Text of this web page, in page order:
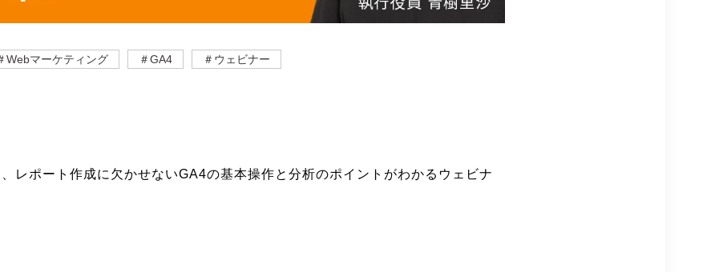
Webマーケティング ＃GA4 ＃ウェビナー
レポート作成に欠かせないGA4の基本操作と分析のポイントがわかるウェビナ